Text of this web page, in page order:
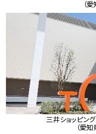
（
三井ショッピン
（愛